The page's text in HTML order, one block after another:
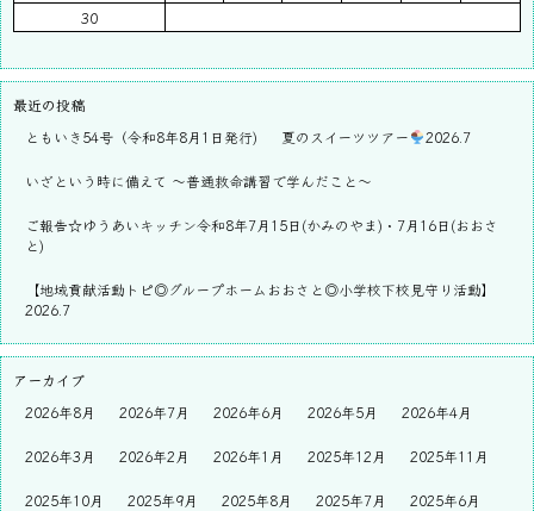
30
最近の投稿
ともいき54号（令和8年8月1日発行)
夏のスイーツツアー 2026.7
いざという時に備えて ～普通救命講習で学んだこと～
ご報告☆ゆうあいキッチン令和8年7月15日(かみのやま)・7月16日(おおさ
と)
【地域貢献活動トピ◎グループホームおおさと◎小学校下校見守り活動】
2026.7
アーカイブ
2026年8月
2026年7月 2026年6月 2026年5月 2026年4月
2026年3月 2026年2月 2026年1月 2025年12月 2025年11月
2025年10月 2025年9月 2025年8月 2025年7月 2025年6月